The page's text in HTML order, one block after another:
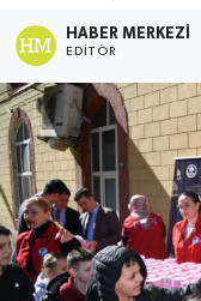
HABER MERKEZI
EDITÖR